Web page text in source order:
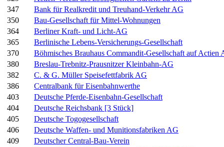
347
Bank für Realkredit und Treuhand-Verkehr AG
350
Bau-Gesellschaft für Mittel-Wohnungen
364
Berliner Kraft- und Licht-AG
365
Berlinische Lebens-Versicherungs-Gesellschaft
370
Böhmisches Brauhaus Commandit-Gesellschaft auf Actien
380
Breslau-Trebnitz-Prausnitzer Kleinbahn-AG
382
C. & G. Müller Speisefettfabrik AG
386
Centralbank für Eisenbahnwerthe
403
Deutsche Pferde-Eisenbahn-Gesellschaft
404
Deutsche Reichsbank [3 Stück]
405
Deutsche Togogesellschaft
406
Deutsche Waffen- und Munitionsfabriken AG
409
Deutscher Central-Bau-Verein